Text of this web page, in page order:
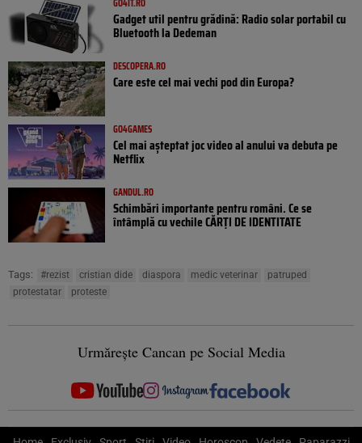
GO4IT.RO
Gadget util pentru grădină: Radio solar portabil cu
Bluetooth la Dedeman
DESCOPERA.RO
Care este cel mai vechi pod din Europa?
GO4GAMES
Cel mai așteptat joc video al anului va debuta pe
Netflix
GANDUL.RO
Schimbări importante pentru români. Ce se
întâmplă cu vechile CĂRȚI DE IDENTITATE
Tags: #rezist cristian dide diaspora medic veterinar
patruped
protestatar
proteste
Urmărește Cancan pe Social Media